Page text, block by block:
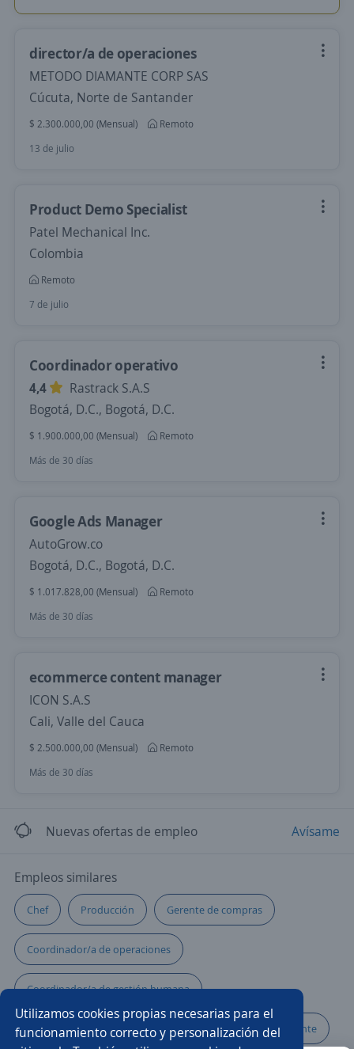
Utilizamos cookies propias necesarias para el
funcionamiento correcto y personalización del
director/a de operaciones
METODO DIAMANTE CORP SAS
Cúcuta, Norte de Santander
$ 2.300.000,00 (Mensual)
Remoto
13 de julio
Product Demo Specialist
Patel Mechanical Inc.
Colombia
Remoto
7 de julio
Coordinador operativo
4,4
Rastrack S.A.S
Bogotá, D.C., Bogotá, D.C.
$ 1.900.000,00 (Mensual)
Remoto
Más de 30 días
Google Ads Manager
AutoGrow.co
Bogotá, D.C., Bogotá, D.C.
$ 1.017.828,00 (Mensual)
Remoto
Más de 30 días
ecommerce content manager
ICON S.A.S
Cali, Valle del Cauca
$ 2.500.000,00 (Mensual)
Remoto
Más de 30 días
Nuevas ofertas de empleo Avísame
Empleos similares
Chef Producción Gerente de compras
Coordinador/a de operaciones
Coordinador/a de gestión humana
Gerente de producción Administrador/a de restaurante